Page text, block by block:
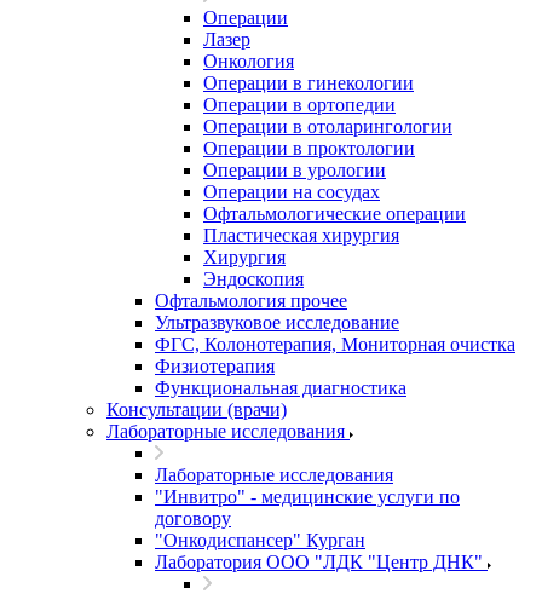
Операции
Лазер
Онкология
Операции в гинекологии
Операции в ортопедии
Операции в отоларингологии
Операции в проктологии
Операции в урологии
Операции на сосудах
Офтальмологические операции
Пластическая хирургия
Хирургия
Эндоскопия
Офтальмология прочее
Ультразвуковое исследование
ФГС, Колонотерапия, Мониторная очистка
Физиотерапия
Функциональная диагностика
Консультации (врачи)
Лабораторные исследования
Лабораторные исследования
"Инвитро" - медицинские услуги по
договору
"Онкодиспансер" Курган
Лаборатория ООО "ЛДК "Центр ДНК"